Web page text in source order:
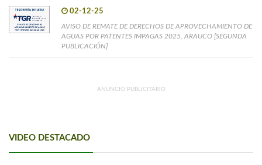
02-12-25
AVISO DE REMATE DE DERECHOS DE APROVECHAMIENTO DE
AGUAS POR PATENTES IMPAGAS 2025, ARAUCO [SEGUNDA
PUBLICACIÓN]
ANUNCIO PUBLICITARIO
VIDEO DESTACADO